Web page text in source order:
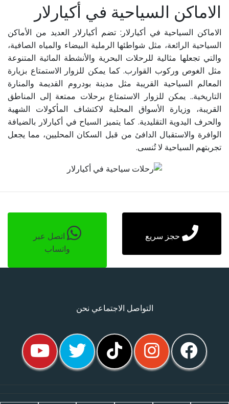
الاماكن السياحية في أكيارلار
الاماكن السياحية في أكيارلار: تضم أكيارلار العديد من الأماكن
السياحية الرائعة، مثل شواطئها الرملية البيضاء والمياه الصافية،
والتي تجعلها مثالية للرحلات البحرية والأنشطة المائية المتنوعة
مثل الغوص وركوب القوارب. كما يمكن للزوار الاستمتاع بزيارة
المعالم السياحية القريبة مثل مدينة بودروم القديمة والمنارة
التاريخية.. يمكن للزوار الاستمتاع برحلات ممتعة إلى المناطق
القريبة، وزيارة الأسواق المحلية لاكتشاف المأكولات الشهية
والحرف اليدوية التقليدية. كما يتميز السياح في أكيارلار بالضيافة
الوافرة والاستقبال الدافئ من قبل السكان المحليين، مما يجعل
تجربتهم السياحية لا تُنسى.
حجز سريع
اتصل عبر
واتساب
التواصل الاجتماعي نحن